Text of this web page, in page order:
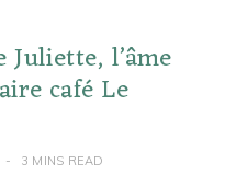
l’âme
café Le
3 MINS READ